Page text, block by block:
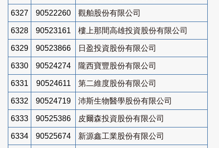
6327 90522260 觀舶股份有限公司
6328 90523161 樓上那間高雄投資股份有限公司
6329 90523866 日盈投資股份有限公司
6330 90524274 隴西寶豐股份有限公司
6331 90524611 第二維度股份有限公司
6332 90524719 沛斯生物醫學股份有限公司
6333 90525386 皮爾森投資股份有限公司
6334 90525674 新源鑫工業股份有限公司